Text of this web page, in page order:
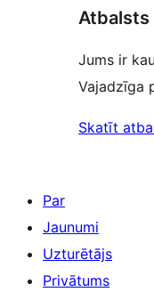
Atbalsts
Jums ir
Vajadzīga
Skatīt
Par
Jaunumi
Uzturētājs
Privātums